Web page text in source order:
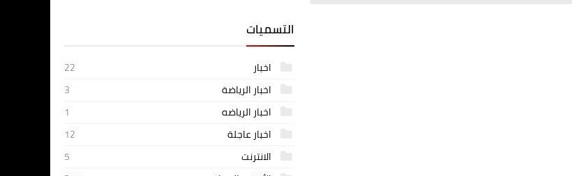
التسميات
اخبار
22
اخبار الرياضة
3
اخبار الرياضه
1
اخبار عاجلة
12
الانترنت
5